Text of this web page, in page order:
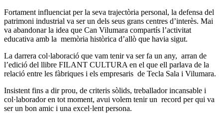
Fortament influenciat per la seva trajectòria personal, la defensa del
patrimoni industrial va ser un dels seus grans centres d’interès. Mai
va abandonar la idea que Can Vilumara compartís l’activitat
educativa amb la memòria històrica d’allò que havia sigut.
La darrera col·laboració que vam tenir va ser fa un any, arran de
l’edició del llibre FILANT CULTURA en el que ell parlava de la
relació entre les fàbriques i els empresaris de Tecla Sala i Vilumara.
Insistent fins a dir prou, de criteris sòlids, treballador incansable i
col·laborador en tot moment, avui volem tenir un record per qui va
ser un bon amic i una excel·lent persona.